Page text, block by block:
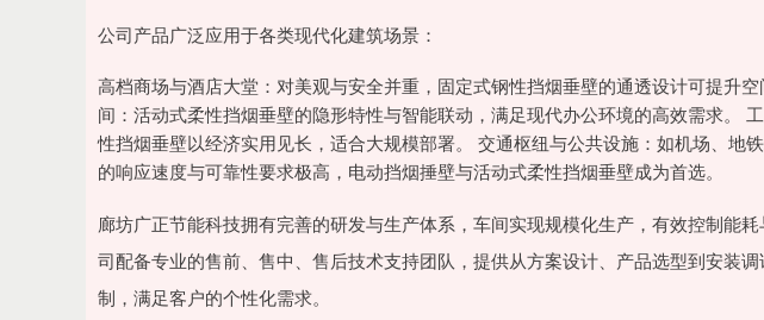
公司产品广泛应用于各类现代化建筑场景：
高档商场与酒店大堂：对美观与安全并重，固定式钢性挡烟垂壁的通透设计可提升
间：活动式柔性挡烟垂壁的隐形特性与智能联动，满足现代办公环境的高效需求。
性挡烟垂壁以经济实用见长，适合大规模部署。 交通枢纽与公共设施：如机场、地
的响应速度与可靠性要求极高，电动挡烟捶壁与活动式柔性挡烟垂壁成为首选。
廊坊广正节能科技拥有完善的研发与生产体系，车间实现规模化生产，有效控制能
司配备专业的售前、售中、售后技术支持团队，提供从方案设计、产品选型到安装
制，满足客户的个性化需求。